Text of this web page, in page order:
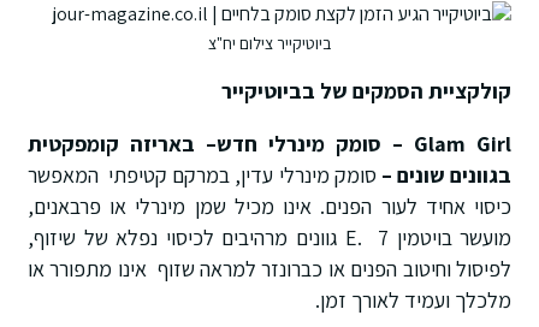
ביוטיקייר צילום יח"צ
קולקציית הסמקים של בביוטיקייר
Glam Girl – סומק מינרלי חדש– באריזה קומפקטית
בגוונים שונים – סומק מינרלי עדין, במרקם קטיפתי המאפשר
כיסוי אחיד לעור הפנים. אינו מכיל שמן מינרלי או פרבאנים,
מועשר בויטמין E. 7 גוונים מרהיבים לכיסוי נפלא של שיזוף,
לפיסול וחיטוב הפנים או כברונזר למראה שזוף אינו מתפורר או
מלכלך ועמיד לאורך זמן.